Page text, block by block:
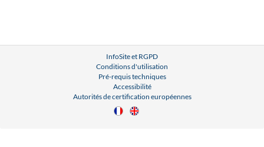
InfoSite et RGPD
Conditions d'utilisation
Pré-requis techniques
Accessibilité
Autorités de certification européennes